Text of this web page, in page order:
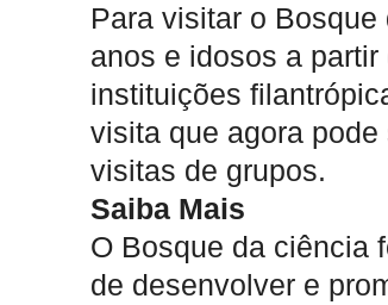
Para visitar o
anos e idosos a
instituições
visita que agora
visitas de grupos.
Saiba Mais
O Bosque da ciência
de desenvolver e